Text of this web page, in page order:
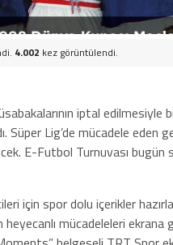
4.002 kez görüntülendi.
iptal edilmesiyle
Süper Lig’de mücadele eden
E-Futbol Turnuvası bugün
için spor dolu içerikler
mücadeleleri ekrana